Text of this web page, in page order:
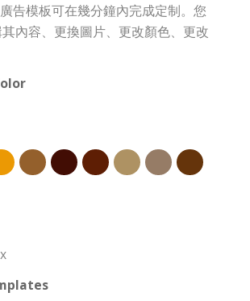
告模板可在幾分鐘內完成定制。您
內容、更換圖片、更改顏色、更改